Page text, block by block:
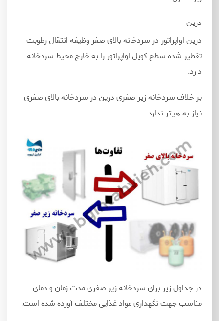
درین
درین اواپراتور در سردخانه بالای صفر وظیفه انتقال رطوبت
تقطیر شده سطح کویل اواپراتور را به خارج محیط سردخانه
دارد.
بر خلاف سردخانه زیر صفری درین در سردخانه بالای صفری
نیاز به هیتر ندارد.
در جداول زیر برای سردخانه زیر صفری مدت زمان و دمای
مناسب جهت نگهداری مواد غذایی مختلف آورده شده است.